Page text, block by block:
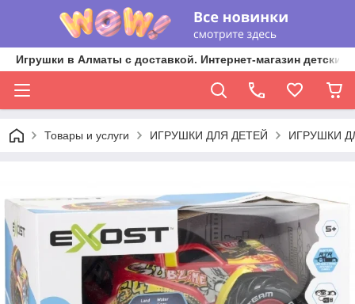
Игрушки в Алматы с доставкой. Интернет-магазин
Товары и услуги ИГРУШКИ ДЛЯ ДЕТЕЙ ИГРУШКИ